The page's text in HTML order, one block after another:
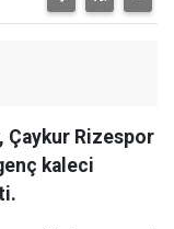
Çaykur Rizespor
kaleci